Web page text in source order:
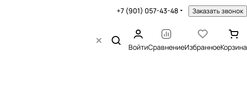
+7 (901) 057-43-48 Заказать звонок
ВойтиСравнениеИзбранноеКорзина